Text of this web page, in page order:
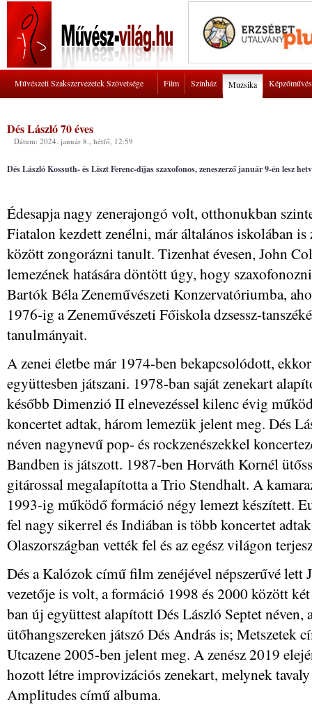
Művészeti Szakszervezetek Szövetsége Film Színház Muzsika
Dés László 70 éves
Dátum: 2024. január 8., hétfő, 12:59
Dés László Kossuth- és Liszt Ferenc-díjas szaxofonos, zeneszerző január 9-én lesz
Édesapja nagy zenerajongó volt, otthonukban
Fiatalon kezdett zenélni, már általános iskolában
között zongorázni tanult. Tizenhat évesen, John
lemezének hatására döntött úgy, hogy
Bartók Béla Zeneművészeti Konzervatóriumba,
1976-ig a Zeneművészeti Főiskola dzsessz-
tanulmányait.
A zenei életbe már 1974-ben bekapcsolódott,
együttesben játszani. 1978-ban saját zenekart
később Dimenzió II elnevezéssel kilenc évig
koncertet adtak, három lemezük jelent meg. Dés
néven nagynevű pop- és rockzenészekkel
Bandben is játszott. 1987-ben Horváth Kornél
gitárossal megalapította a Trio Stendhalt. A
1993-ig működő formáció négy lemezt készített.
fel nagy sikerrel és Indiában is több koncertet
Olaszországban vették fel és az egész világon
Dés a Kalózok című film zenéjével népszerűvé lett
vezetője is volt, a formáció 1998 és 2000 között
ban új együttest alapított Dés László Septet néven,
ütőhangszereken játszó Dés András is; Metszetek
Utcazene 2005-ben jelent meg. A zenész 2019
hozott létre improvizációs zenekart, melynek
Amplitudes című albuma.